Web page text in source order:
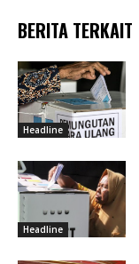
BERITA TERKAIT
Headline
Headline